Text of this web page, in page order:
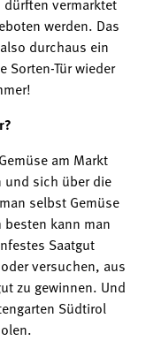
werden. Das
durchaus ein
Sorten-Tür wieder
am Markt
und sich über die
selbst Gemüse
kann man
Saatgut
versuchen, aus
zu gewinnen. Und
Südtirol